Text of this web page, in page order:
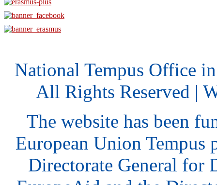
National Tempus Office
All Rights Reserved |
The website has been
European Union Tempus
Directorate General for